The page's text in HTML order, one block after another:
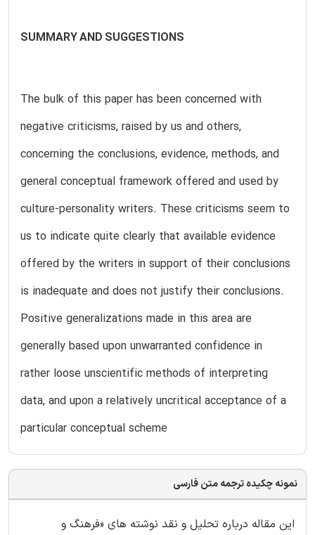
SUMMARY AND SUGGESTIONS
The bulk of this paper has been concerned with
negative criticisms, raised by us and others,
concerning the conclusions, evidence, methods, and
general conceptual framework offered and used by
culture-personality writers. These criticisms seem to
us to indicate quite clearly that available evidence
offered by the writers in support of their conclusions
is inadequate and does not justify their conclusions.
Positive generalizations made in this area are
generally based upon unwarranted confidence in
rather loose unscientific methods of interpreting
data, and upon a relatively uncritical acceptance of a
particular conceptual scheme
نمونه چکیده ترجمه متن فارسی
این مقاله درباره تحلیل و نقد نوشته های «فرهنگ و